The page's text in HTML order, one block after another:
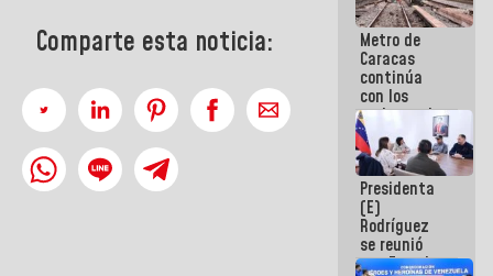
Comparte esta noticia: Metro de
Caracas
continúa
con los
trabajos de
mantenimiento
e inspección
en la Línea 2
Presidenta
(E)
Rodríguez
se reunió
con Estado